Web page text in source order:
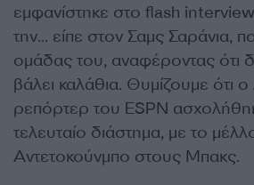
εμφανίστηκε στο flash
την… είπε στον Σαμς Σαράνια,
ομάδας του, αναφέροντας ότι
βάλει καλάθια. Θυμίζουμε ότι
ρεπόρτερ του ESPN
τελευταίο διάστημα, με το
Αντετοκούνμπο στους Μπακς.